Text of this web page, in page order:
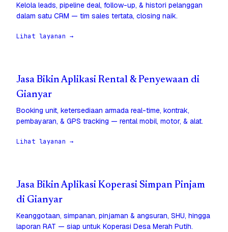
Kelola leads, pipeline deal, follow-up, & histori pelanggan
dalam satu CRM — tim sales tertata, closing naik.
Lihat layanan →
Jasa Bikin Aplikasi Rental & Penyewaan di
Gianyar
Booking unit, ketersediaan armada real-time, kontrak,
pembayaran, & GPS tracking — rental mobil, motor, & alat.
Lihat layanan →
Jasa Bikin Aplikasi Koperasi Simpan Pinjam
di Gianyar
Keanggotaan, simpanan, pinjaman & angsuran, SHU, hingga
laporan RAT — siap untuk Koperasi Desa Merah Putih.